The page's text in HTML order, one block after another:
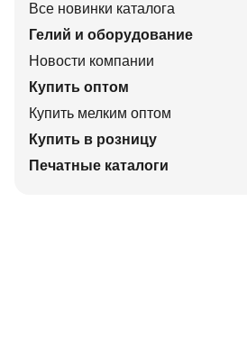
Все новинки каталога
Гелий и оборудование
Новости компании
Купить оптом
Купить мелким оптом
Купить в розницу
Печатные каталоги